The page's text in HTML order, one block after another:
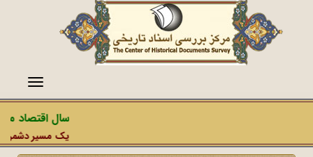
منو
سال اقتصاد
یک مسیر دشمن،